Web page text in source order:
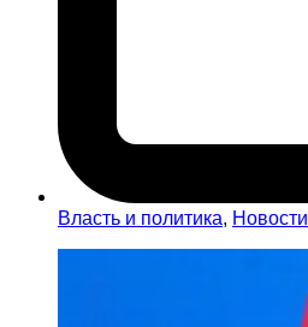
Власть и политика, Новости